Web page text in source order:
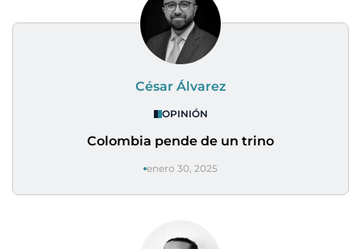
César Álvarez
OPINIÓN
Colombia pende de un trino
enero 30, 2025